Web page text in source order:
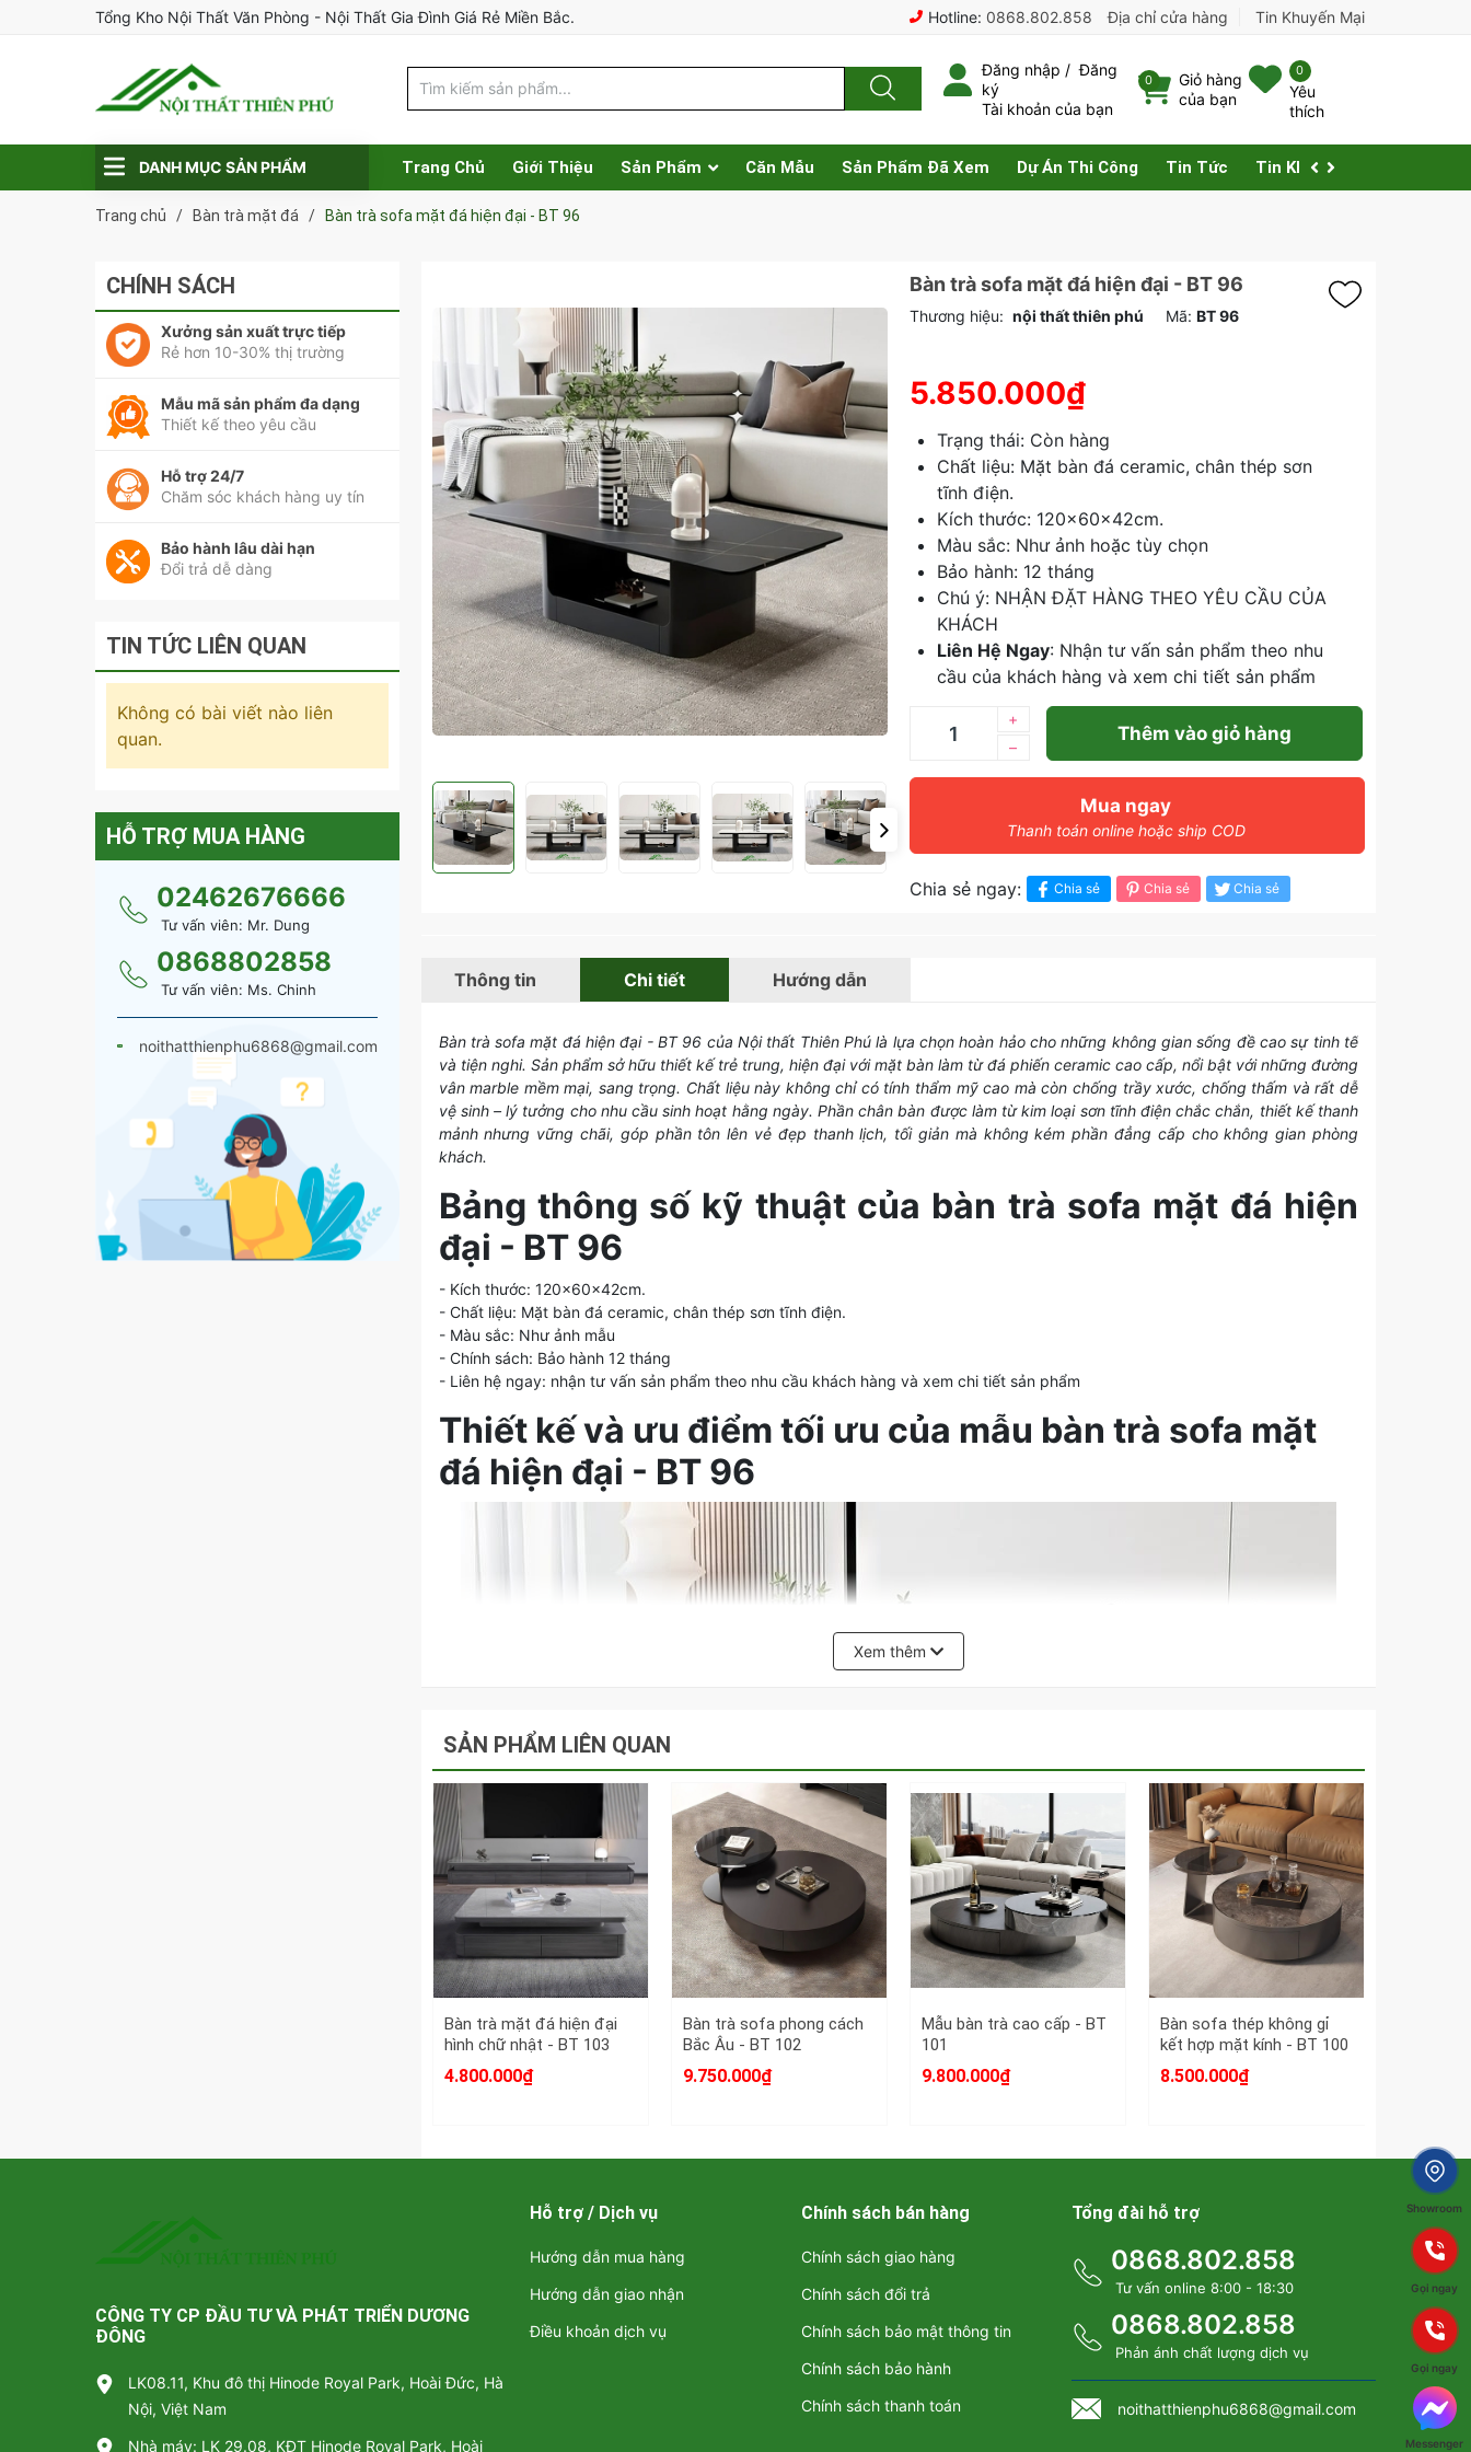
Tổng Kho Nội Thất Văn Phòng - Nội Thất Gia Đình Giá Rẻ Miền Bắc. Hotline: 0868.802.858 Địa chỉ cửa hàng Tin Khuyến Mại
Đăng nhập /Đăng
ký
Tài khoản của bạn
0
Giỏ hàng
của bạn
0
Yêu
thích
DANH MỤC SẢN PHẨM Trang Chủ Giới Thiệu Sản Phẩm Căn Mẫu Sản Phẩm Đã Xem Dự Án Thi Công Tin Tức Tin Khuyến Mại
Trang chủ / Bàn trà mặt đá / Bàn trà sofa mặt đá hiện đại - BT 96
Bàn trà sofa mặt đá hiện đại - BT 96
Thương hiệu: nội thất thiên phú Mã: BT 96
5.850.000₫
Trạng thái: Còn hàng
Chất liệu: Mặt bàn đá ceramic, chân thép sơn
tĩnh điện.
Kích thước: 120x60x42cm.
Màu sắc: Như ảnh hoặc tùy chọn
Bảo hành: 12 tháng
Chú ý: NHẬN ĐẶT HÀNG THEO YÊU CẦU CỦA
KHÁCH
Liên Hệ Ngay: Nhận tư vấn sản phẩm theo nhu
cầu của khách hàng và xem chi tiết sản phẩm
–
+
Thêm vào giỏ hàng
Mua ngay
Thanh toán online hoặc ship COD
Chia sẻ ngay: Chia sẻ Chia sẻ Chia sẻ
Thông tin Chi tiết Hướng dẫn
Bàn trà sofa mặt đá hiện đại - BT 96 của Nội thất Thiên Phú là lựa chọn hoàn hảo cho những không gian sống đề cao sự tinh tế
và tiện nghi. Sản phẩm sở hữu thiết kế trẻ trung, hiện đại với mặt bàn làm từ đá phiến ceramic cao cấp, nổi bật với những đường
vân marble mềm mại, sang trọng. Chất liệu này không chỉ có tính thẩm mỹ cao mà còn chống trầy xước, chống thấm và rất dễ
vệ sinh – lý tưởng cho nhu cầu sinh hoạt hằng ngày. Phần chân bàn được làm từ kim loại sơn tĩnh điện chắc chắn, thiết kế thanh
mảnh nhưng vững chãi, góp phần tôn lên vẻ đẹp thanh lịch, tối giản mà không kém phần đẳng cấp cho không gian phòng
khách.
Bảng thông số kỹ thuật của bàn trà sofa mặt đá hiện
đại - BT 96
- Kích thước: 120x60x42cm.
- Chất liệu: Mặt bàn đá ceramic, chân thép sơn tĩnh điện.
- Màu sắc: Như ảnh mẫu
- Chính sách: Bảo hành 12 tháng
- Liên hệ ngay: nhận tư vấn sản phẩm theo nhu cầu khách hàng và xem chi tiết sản phẩm
Thiết kế và ưu điểm tối ưu của mẫu bàn trà sofa mặt
đá hiện đại - BT 96
Bàn trà sofa mặt đá hiện đại - BT 96 phù hợp với nhiều không gian
Xem thêm
SẢN PHẨM LIÊN QUAN
Bàn trà mặt đá hiện đại
hình chữ nhật - BT 103
4.800.000₫
Bàn trà sofa phong cách
Bắc Âu - BT 102
9.750.000₫
Mẫu bàn trà cao cấp - BT
101
9.800.000₫
Bàn sofa thép không gỉ
kết hợp mặt kính - BT 100
8.500.000₫
CHÍNH SÁCH
Xưởng sản xuất trực tiếp
Rẻ hơn 10-30% thị trường
Mẫu mã sản phẩm đa dạng
Thiết kế theo yêu cầu
Hỗ trợ 24/7
Chăm sóc khách hàng uy tín
Bảo hành lâu dài hạn
Đổi trả dễ dàng
TIN TỨC LIÊN QUAN
Không có bài viết nào liên
quan.
HỖ TRỢ MUA HÀNG
02462676666
Tư vấn viên: Mr. Dung
0868802858
Tư vấn viên: Ms. Chinh
noithatthienphu6868@gmail.com
CÔNG TY CP ĐẦU TƯ VÀ PHÁT TRIỂN DƯƠNG
ĐÔNG
LK08.11, Khu đô thị Hinode Royal Park, Hoài Đức, Hà
Nội, Việt Nam
Nhà máy: LK 29.08, KĐT Hinode Royal Park, Hoài
Hỗ trợ / Dịch vụ
Hướng dẫn mua hàng
Hướng dẫn giao nhận
Điều khoản dịch vụ
Chính sách bán hàng
Chính sách giao hàng
Chính sách đổi trả
Chính sách bảo mật thông tin
Chính sách bảo hành
Chính sách thanh toán
Tổng đài hỗ trợ
0868.802.858
Tư vấn online 8:00 - 18:30
0868.802.858
Phản ánh chất lượng dịch vụ
noithatthienphu6868@gmail.com
Showroom
Gọi ngay
Gọi ngay
Messenger